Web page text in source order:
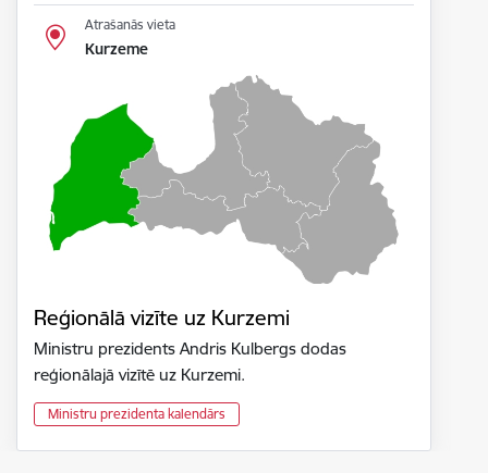
Atrašanās vieta
Kurzeme
Reģionālā vizīte uz Kurzemi
Ministru prezidents Andris Kulbergs dodas
reģionālajā vizītē uz Kurzemi.
Ministru prezidenta kalendārs